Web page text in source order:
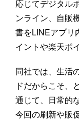
応じてデジタル
ンライン、自販
書をLINEアプリ
イントや楽天ポ
同社では、生活
ドだからこそ、
通じて、日常的
今回の刷新や販